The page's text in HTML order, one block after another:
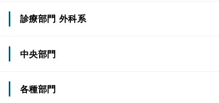
診療部門 外科系
上部消化管外科(一般外科)
中央部門
てんかんセンター
各種部門